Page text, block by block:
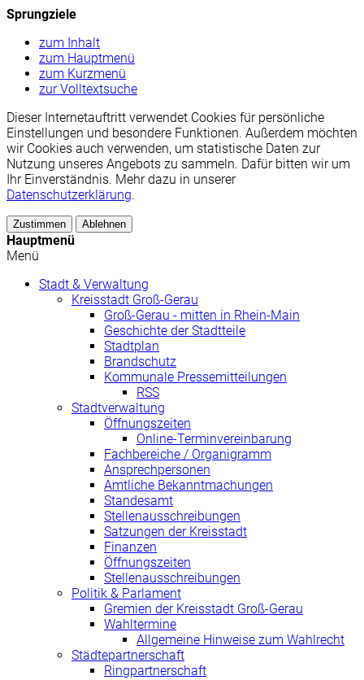
Sprungziele
zum Inhalt
zum Hauptmenü
zum Kurzmenü
zur Volltextsuche
Dieser Internetauftritt verwendet Cookies für persönliche
Einstellungen und besondere Funktionen. Außerdem möchten
wir Cookies auch verwenden, um statistische Daten zur
Nutzung unseres Angebots zu sammeln. Dafür bitten wir um
Ihr Einverständnis. Mehr dazu in unserer
Datenschutzerklärung.
Zustimmen Ablehnen
Hauptmenü
Menü
Stadt & Verwaltung
Kreisstadt Groß-Gerau
Groß-Gerau - mitten in Rhein-Main
Geschichte der Stadtteile
Stadtplan
Brandschutz
Kommunale Pressemitteilungen
RSS
Stadtverwaltung
Öffnungszeiten
Online-Terminvereinbarung
Fachbereiche / Organigramm
Ansprechpersonen
Amtliche Bekanntmachungen
Standesamt
Stellenausschreibungen
Satzungen der Kreisstadt
Finanzen
Öffnungszeiten
Stellenausschreibungen
Politik & Parlament
Gremien der Kreisstadt Groß-Gerau
Wahltermine
Allgemeine Hinweise zum Wahlrecht
Städtepartnerschaft
Ringpartnerschaft